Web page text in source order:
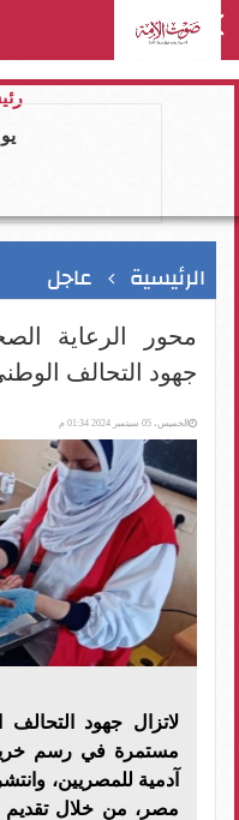
الرئيسية عاجل
محور الرعاية
جهود التحالف
الخميس، 05 سبتمبر 2024 01:34 م
لاتزال جهود التحالف
مستمرة في رسم
آدمية للمصريين،
مصر، من خلال تقديم